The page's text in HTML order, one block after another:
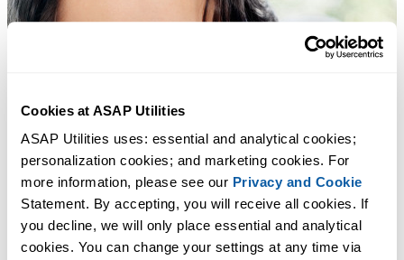
Cookies at ASAP Utilities
ASAP Utilities uses: essential and analytical cookies;
personalization cookies; and marketing cookies. For
more information, please see our Privacy and Cookie
Statement. By accepting, you will receive all cookies. If
you decline, we will only place essential and analytical
cookies. You can change your settings at any time via